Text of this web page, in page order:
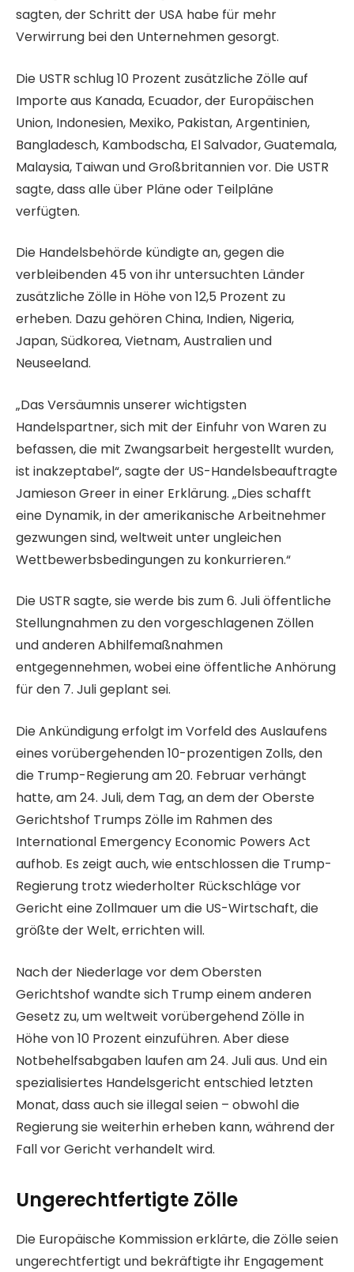
t
4
r
t
i
k
e
l
n
L
i
t
e
sagten, der Schritt der USA habe für mehr
Verwirrung bei den Unternehmen gesorgt.
Die USTR schlug 10 Prozent zusätzliche Zölle auf
Importe aus Kanada, Ecuador, der Europäischen
Union, Indonesien, Mexiko, Pakistan, Argentinien,
Bangladesch, Kambodscha, El Salvador, Guatemala,
Malaysia, Taiwan und Großbritannien vor. Die USTR
sagte, dass alle über Pläne oder Teilpläne
verfügten.
Die Handelsbehörde kündigte an, gegen die
verbleibenden 45 von ihr untersuchten Länder
zusätzliche Zölle in Höhe von 12,5 Prozent zu
erheben. Dazu gehören China, Indien, Nigeria,
Japan, Südkorea, Vietnam, Australien und
Neuseeland.
„Das Versäumnis unserer wichtigsten
Handelspartner, sich mit der Einfuhr von Waren zu
befassen, die mit Zwangsarbeit hergestellt wurden,
ist inakzeptabel“, sagte der US-Handelsbeauftragte
Jamieson Greer in einer Erklärung. „Dies schafft
eine Dynamik, in der amerikanische Arbeitnehmer
gezwungen sind, weltweit unter ungleichen
Wettbewerbsbedingungen zu konkurrieren.“
Die USTR sagte, sie werde bis zum 6. Juli öffentliche
Stellungnahmen zu den vorgeschlagenen Zöllen
und anderen Abhilfemaßnahmen
entgegennehmen, wobei eine öffentliche Anhörung
für den 7. Juli geplant sei.
Die Ankündigung erfolgt im Vorfeld des Auslaufens
eines vorübergehenden 10-prozentigen Zolls, den
die Trump-Regierung am 20. Februar verhängt
hatte, am 24. Juli, dem Tag, an dem der Oberste
Gerichtshof Trumps Zölle im Rahmen des
International Emergency Economic Powers Act
aufhob. Es zeigt auch, wie entschlossen die Trump-
Regierung trotz wiederholter Rückschläge vor
Gericht eine Zollmauer um die US-Wirtschaft, die
größte der Welt, errichten will.
Nach der Niederlage vor dem Obersten
Gerichtshof wandte sich Trump einem anderen
Gesetz zu, um weltweit vorübergehend Zölle in
Höhe von 10 Prozent einzuführen. Aber diese
Notbehelfsabgaben laufen am 24. Juli aus. Und ein
spezialisiertes Handelsgericht entschied letzten
Monat, dass auch sie illegal seien – obwohl die
Regierung sie weiterhin erheben kann, während der
Fall vor Gericht verhandelt wird.
Ungerechtfertigte Zölle
Die Europäische Kommission erklärte, die Zölle seien
ungerechtfertigt und bekräftigte ihr Engagement